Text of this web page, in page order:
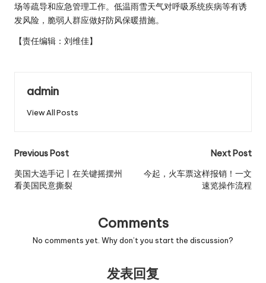
场等疏导和应急管理工作。低温雨雪天气对呼吸系统疾病等有诱
发风险，脆弱人群应做好防风保暖措施。
【责任编辑：刘维佳】
admin
View All Posts
Post
navigation
Previous Post
美国大选手记丨在关键摇摆州
看美国民意撕裂
Next Post
今起，火车票这样报销！一文
速览操作流程
Comments
No comments yet. Why don’t you start the discussion?
发表回复